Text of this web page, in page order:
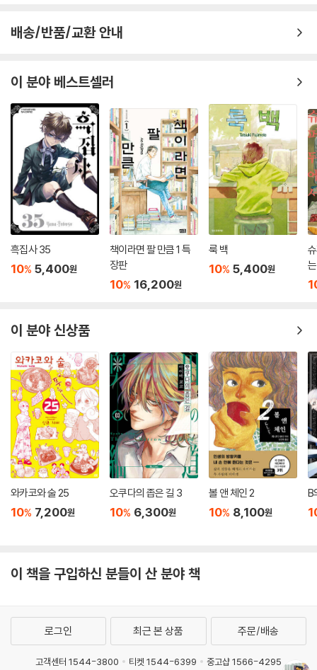
배송/반품/교환 안내
이 분야 베스트셀러
흑집사 35
10% 5,400원
책이라면 팔 만큼 1 특
장판
10% 16,200원
룩 백
10% 5,400원
이 분야 신상품
와카코와 술 25
10% 7,200원
오쿠다의 좁은 길 3
10% 6,300원
볼 앤 체인 2
10% 8,100원
B
이 책을 구입하신 분들이 산 분야 책
로그인 최근 본 상품 주문/배송
고객센터 1544-3800 티켓 1544-6399 중고샵 1566-4295